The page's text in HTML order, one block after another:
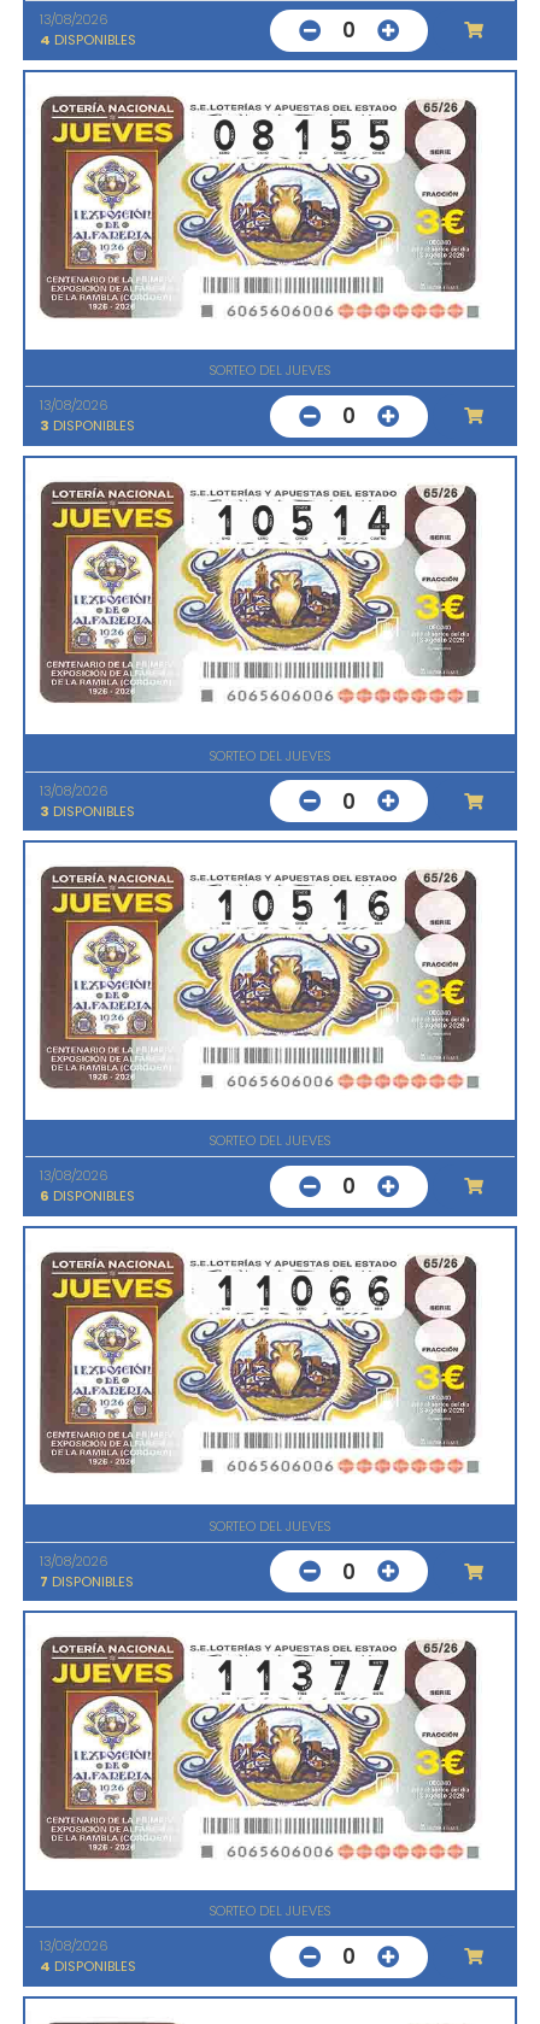
13/08/2026
4 DISPONIBLES 0
SORTEO DEL JUEVES
13/08/2026
3 DISPONIBLES 0
SORTEO DEL JUEVES
13/08/2026
3 DISPONIBLES 0
SORTEO DEL JUEVES
13/08/2026
6 DISPONIBLES 0
SORTEO DEL JUEVES
13/08/2026
7 DISPONIBLES 0
SORTEO DEL JUEVES
13/08/2026
4 DISPONIBLES 0